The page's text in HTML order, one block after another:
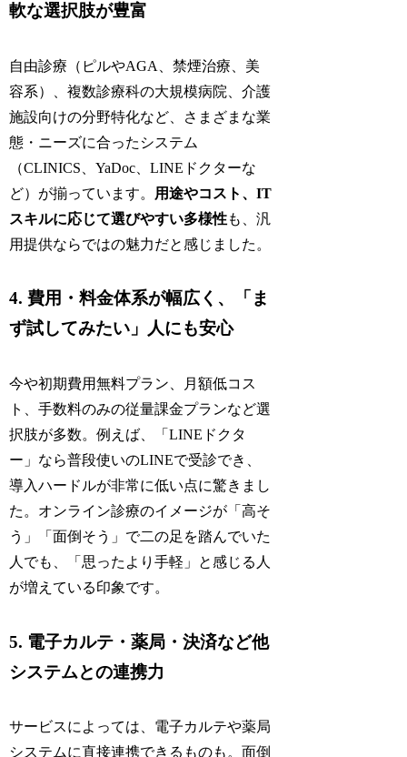
軟な選択肢が豊富
自由診療（ピルやAGA、禁煙治療、美
容系）、複数診療科の大規模病院、介護
施設向けの分野特化など、さまざまな業
態・ニーズに合ったシステム
（CLINICS、YaDoc、LINEドクターな
ど）が揃っています。
用途やコスト、IT
スキルに応じて選びやすい多様性も、汎
用提供ならではの魅力だと感じました。
4. 費用・料金体系が幅広く、「ま
ず試してみたい」人にも安心
今や初期費用無料プラン、月額低コス
ト、手数料のみの従量課金プランなど選
択肢が多数。例えば、「LINEドクタ
ー」なら普段使いのLINEで受診でき、
導入ハードルが非常に低い点に驚きまし
た。オンライン診療のイメージが「高そ
う」「面倒そう」で二の足を踏んでいた
人でも、「思ったより手軽」と感じる人
が増えている印象です。
5. 電子カルテ・薬局・決済など他
システムとの連携力
サービスによっては、電子カルテや薬局
システムに直接連携できるものも。面倒